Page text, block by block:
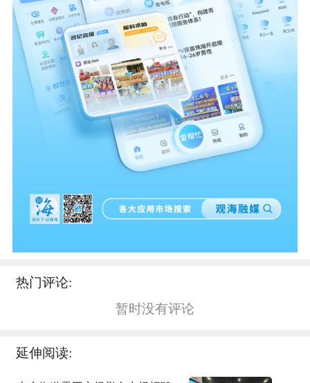
热门评论:
暂时没有评论
延伸阅读: